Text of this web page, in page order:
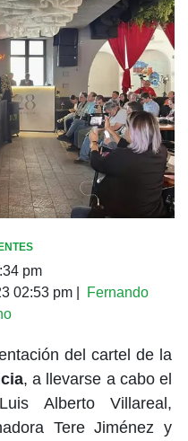
pm
02:53 pm|
Fernando
del cartel de la
, a llevarse a cabo el
Alberto Villareal,
Tere Jiménez y